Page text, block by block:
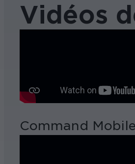
Vidéos
Command